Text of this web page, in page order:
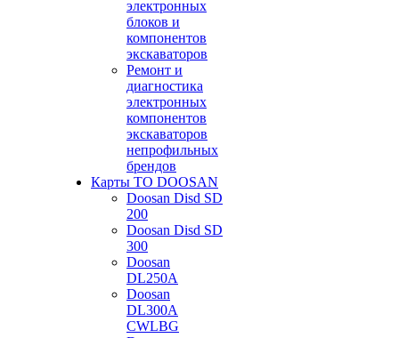
электронных
блоков и
компонентов
экскаваторов
Ремонт и
диагностика
электронных
компонентов
экскаваторов
непрофильных
брендов
Карты ТО DOOSAN
Doosan Disd SD
200
Doosan Disd SD
300
Doosan
DL250A
Doosan
DL300A
CWLBG